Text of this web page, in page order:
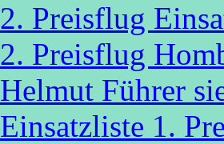
2. Preisflug
2. Preisflug
Helmut Führer
Einsatzliste 1.